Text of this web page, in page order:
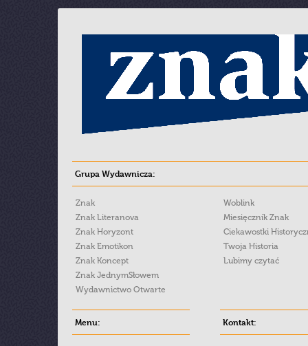
Grupa Wydawnicza:
Znak
Znak Literanova
Znak Horyzont
Znak Emotikon
Znak Koncept
Znak JednymSłowem
Wydawnictwo Otwarte
Woblink
Miesięcznik Znak
Ciekawostki
Twoja Historia
Lubimy czytać
Menu: Kontakt: